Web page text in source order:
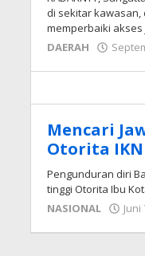
di sekitar
memperbaiki
DAERAH
Mencari
Otorita IKN
Pengunduran diri
tinggi Otorita Ibu
NASIONAL
Juni